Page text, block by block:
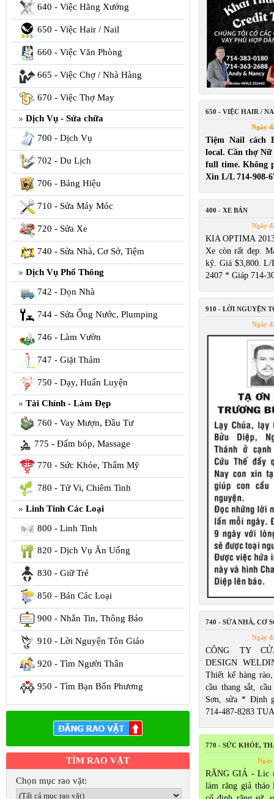
640 - Việc Hãng Xưởng
650 - Việc Hair / Nail
660 - Việc Văn Phòng
665 - Việc Chợ / Nhà Hàng
670 - Việc Thợ May
Dịch Vụ - Sửa chữa
700 - Dịch Vụ
702 - Du Lịch
706 - Bảng Hiệu
710 - Sửa Máy Móc
720 - Sửa Xe
740 - Sửa Nhà, Cơ Sở, Tiệm
Dịch Vụ Phổ Thông
742 - Dọn Nhà
744 - Sửa Ống Nước, Plumping
746 - Làm Vườn
747 - Giặt Thảm
750 - Dạy, Huấn Luyện
Tài Chính - Làm Đẹp
760 - Vay Mượn, Đầu Tư
775 - Đấm bóp, Massage
770 - Sức Khỏe, Thẩm Mỹ
780 - Tử Vi, Chiêm Tinh
Linh Tinh Các Loại
800 - Linh Tinh
820 - Dịch Vụ Ăn Uống
830 - Giữ Trẻ
850 - Bán Các Loại
900 - Nhắn Tin, Thông Báo
910 - Lời Nguyện Tôn Giáo
920 - Tìm Người Thân
950 - Tìm Bạn Bốn Phương
TÌM RAO VẶT
Chọn mục rao vặt:
650 - VIỆC HAIR /
Ngày
Tiệm Nail cách
local. Cần thợ Nữ
full time. Không
Xin L/L 714-908-
400 - XE BÁN
Ngày
KIA OPTIMA
Xe còn rất đẹp.
kỹ. Giá $3,800. L/
2407 * Giáp 714-
910 - LỜI NGUYỆN
Ngày
740 - SỬA NHÀ, CƠ
Ngày
CÔNG TY
DESIGN
Thiết kế hàng
cầu thang sắt,
Sơn, sửa * Định
714-487-8283
770 - SỨC KHỎE,
Ngày
RĂNG GIẢ - Lic
làm răng giả tháo